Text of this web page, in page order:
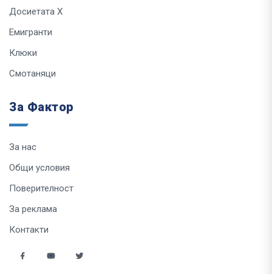
Досиетата Х
Емигранти
Клюки
Смотаняци
За Фактор
За нас
Общи условия
Поверителност
За реклама
Контакти